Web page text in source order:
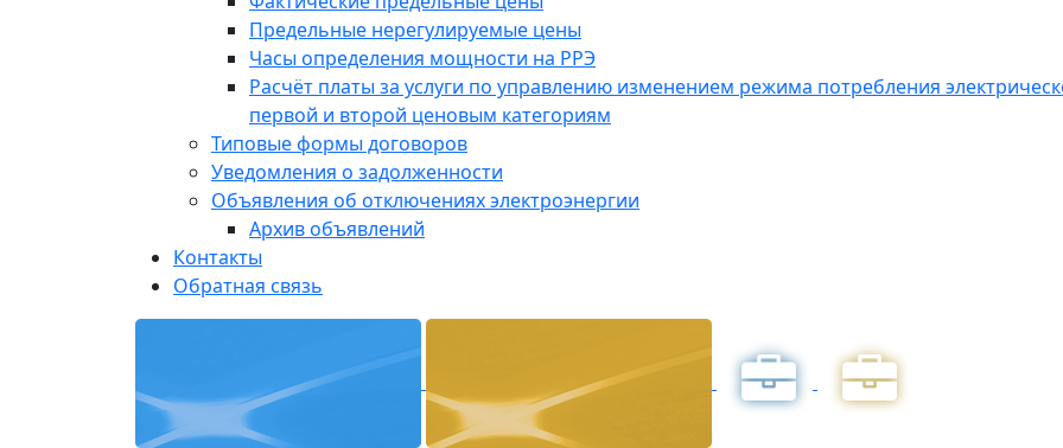
Предельные нерегулируемые цены
Часы определения мощности на РРЭ
Расчёт платы за услуги по управлению изменением режима потребления
первой и второй ценовым категориям
Типовые формы договоров
Уведомления о задолженности
Объявления об отключениях электроэнергии
Архив объявлений
Контакты
Обратная связь